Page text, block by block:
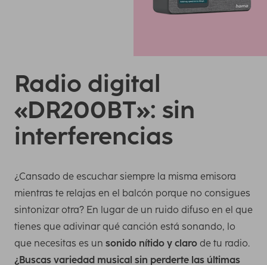
Radio digital
«DR200BT»: sin
interferencias
¿Cansado de escuchar siempre la misma emisora
mientras te relajas en el balcón porque no consigues
sintonizar otra? En lugar de un ruido difuso en el que
tienes que adivinar qué canción está sonando, lo
que necesitas es un sonido nítido y claro de tu radio.
¿Buscas variedad musical sin perderte las últimas